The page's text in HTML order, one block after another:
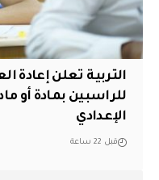
التربية تعلن إعادة
للراسبين بمادة أو
الإعدادي
قبل 22 ساعة